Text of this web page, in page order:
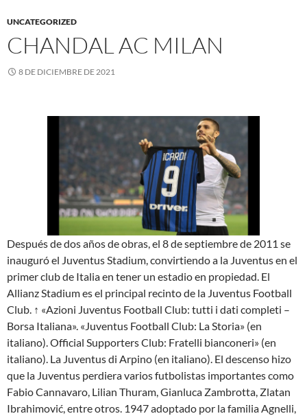
UNCATEGORIZED
CHANDAL AC MILAN
8 DE DICIEMBRE DE 2021
Después de dos años de obras, el 8 de septiembre de 2011 se
inauguró el Juventus Stadium, convirtiendo a la Juventus en el
primer club de Italia en tener un estadio en propiedad. El
Allianz Stadium es el principal recinto de la Juventus Football
Club. ↑ «Azioni Juventus Football Club: tutti i dati completi –
Borsa Italiana». «Juventus Football Club: La Storia» (en
italiano). Official Supporters Club: Fratelli bianconeri» (en
italiano). La Juventus di Arpino (en italiano). El descenso hizo
que la Juventus perdiera varios futbolistas importantes como
Fabio Cannavaro, Lilian Thuram, Gianluca Zambrotta, Zlatan
Ibrahimović, entre otros. 1947 adoptado por la familia Agnelli,